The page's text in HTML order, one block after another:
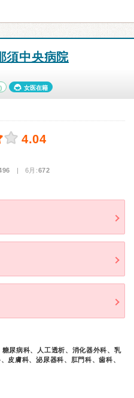
須中央病院
女医在籍
4.04
| 6月:672
尿病科、人工透析、消化器外科、乳
皮膚科、泌尿器科、肛門科、歯科、